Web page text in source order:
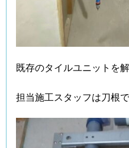
既存のタイルユニットを
担当施工スタッフは刀根